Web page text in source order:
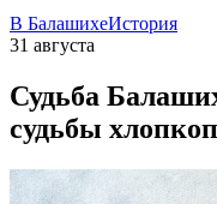
В БалашихеИстория
31 августа
Судьба
судьбы